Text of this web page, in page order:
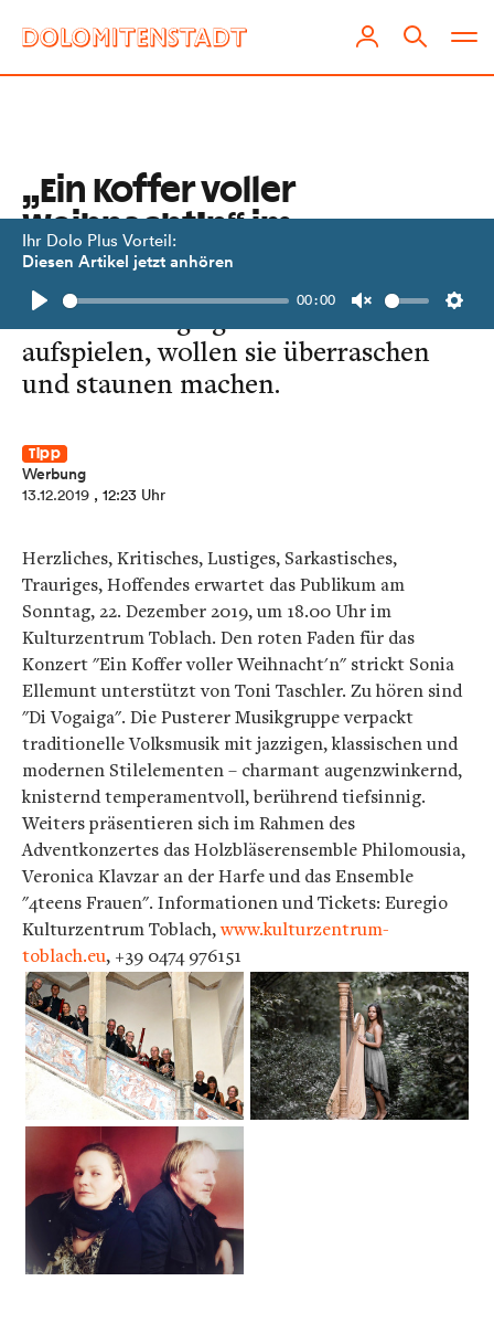
Ihr Dolo Plus Vorteil:
Diesen Artikel jetzt anhören
Play
00:00
Unmute
„Ein Koffer voller
Weihnacht’n“ im
Kulturzentrum Toblach
Wenn "Di Vogaiga" am 22. Dezember
aufspielen, wollen sie überraschen
und staunen machen.
Tipp
Werbung
13.12.2019 , 12:23 Uhr
Herzliches, Kritisches, Lustiges, Sarkastisches,
Trauriges, Hoffendes erwartet das Publikum am
Sonntag, 22. Dezember 2019, um 18.00 Uhr im
Kulturzentrum Toblach. Den roten Faden für das
Konzert "Ein Koffer voller Weihnacht'n" strickt Sonia
Ellemunt unterstützt von Toni Taschler. Zu hören sind
"Di Vogaiga". Die Pusterer Musikgruppe verpackt
traditionelle Volksmusik mit jazzigen, klassischen und
modernen Stilelementen – charmant augenzwinkernd,
knisternd temperamentvoll, berührend tiefsinnig.
Weiters präsentieren sich im Rahmen des
Adventkonzertes das Holzbläserensemble Philomousia,
Veronica Klavzar an der Harfe und das Ensemble
"4teens Frauen". Informationen und Tickets: Euregio
Kulturzentrum Toblach,www.kulturzentrum-
toblach.eu, +39 0474 976151